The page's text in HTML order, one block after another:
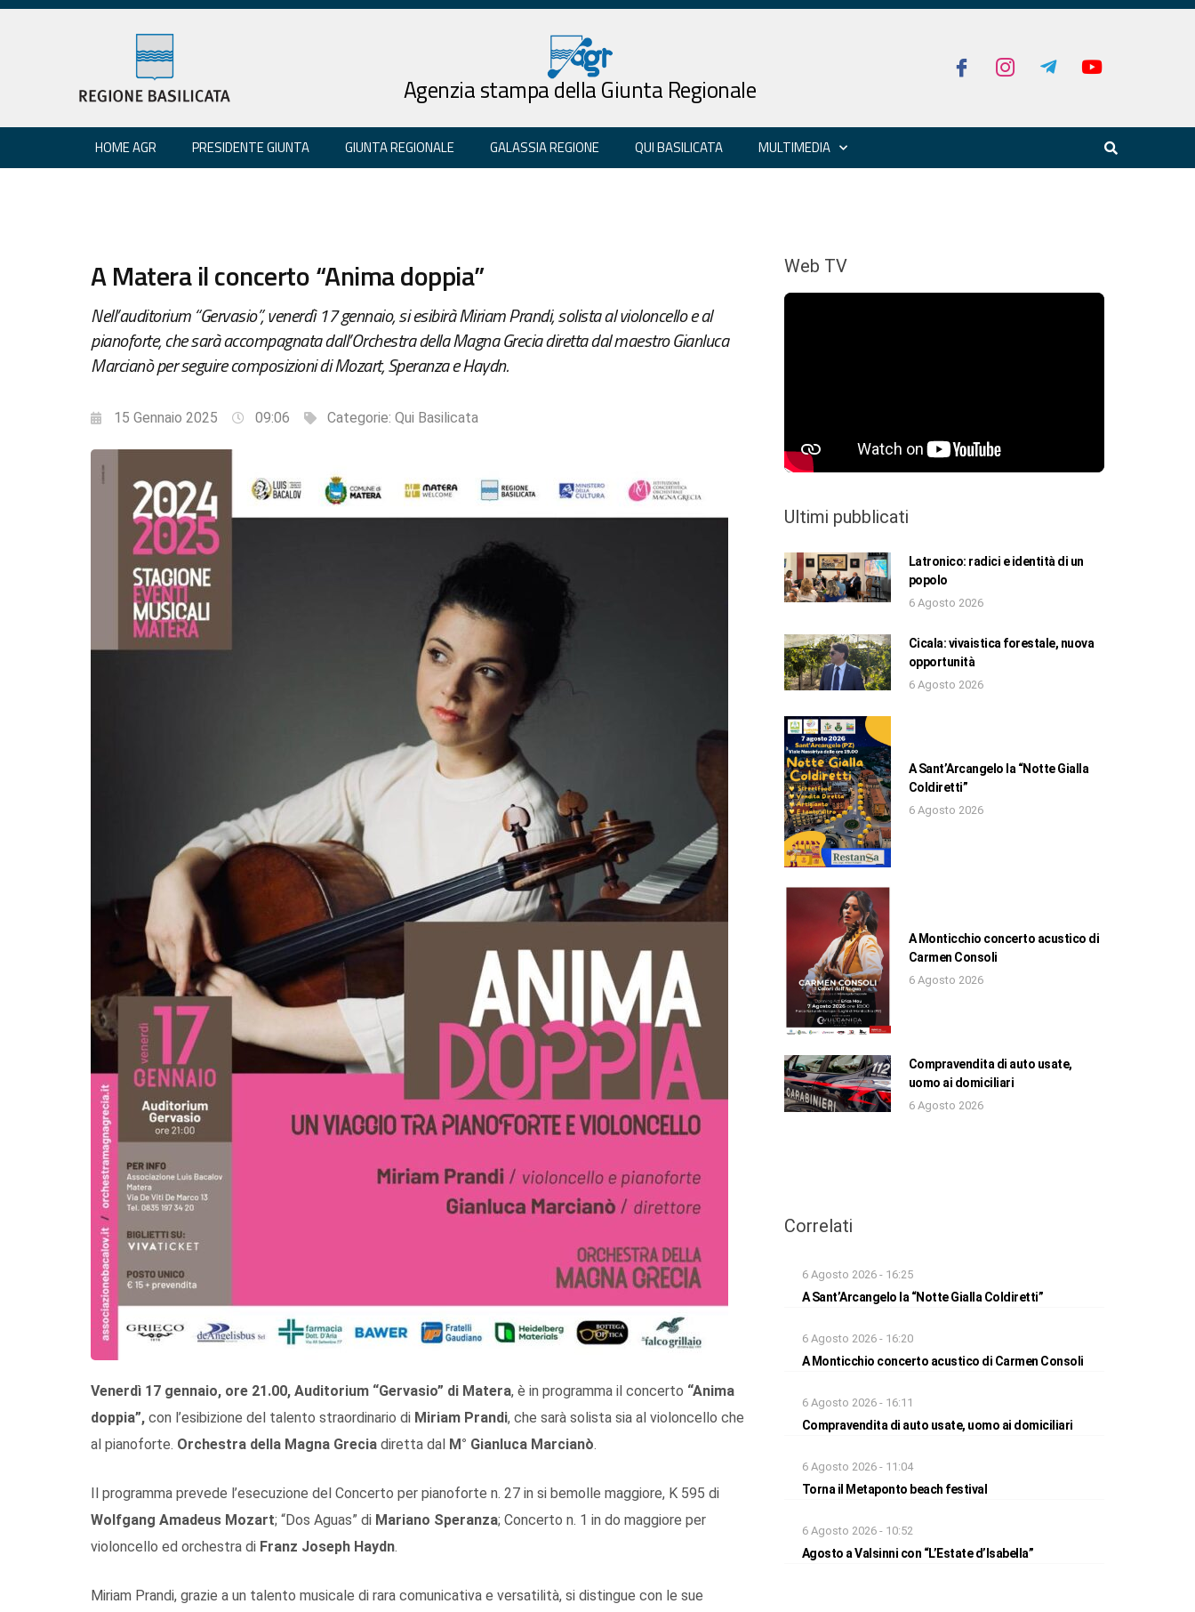
Agenzia stampa della Giunta Regionale
HOME AGR PRESIDENTE GIUNTA GIUNTA REGIONALE GALASSIA REGIONE QUI BASILICATA MULTIMEDIA
A Matera il concerto “Anima doppia”
Nell’auditorium “Gervasio”, venerdì 17 gennaio, si esibirà Miriam Prandi, solista al violoncello e al
pianoforte, che sarà accompagnata dall’Orchestra della Magna Grecia diretta dal maestro Gianluca
Marcianò per seguire composizioni di Mozart, Speranza e Haydn.
15 Gennaio 2025 09:06 Categorie: Qui Basilicata
Venerdì 17 gennaio, ore 21.00, Auditorium “Gervasio” di Matera, è in programma il concerto “Anima
doppia”, con l’esibizione del talento straordinario di Miriam Prandi, che sarà solista sia al violoncello che
al pianoforte. Orchestra della Magna Grecia diretta dal M° Gianluca Marcianò.
Il programma prevede l’esecuzione del Concerto per pianoforte n. 27 in si bemolle maggiore, K 595 di
Wolfgang Amadeus Mozart; “Dos Aguas” di Mariano Speranza; Concerto n. 1 in do maggiore per
violoncello ed orchestra di Franz Joseph Haydn.
Miriam Prandi, grazie a un talento musicale di rara comunicativa e versatilità, si distingue con le sue
Web TV
Ultimi pubblicati
Latronico: radici e identità di un
popolo
6 Agosto 2026
Cicala: vivaistica forestale, nuova
opportunità
6 Agosto 2026
A Sant’Arcangelo la “Notte Gialla
Coldiretti”
6 Agosto 2026
A Monticchio concerto acustico di
Carmen Consoli
6 Agosto 2026
Compravendita di auto usate,
uomo ai domiciliari
6 Agosto 2026
Correlati
6 Agosto 2026 - 16:25
A Sant’Arcangelo la “Notte Gialla Coldiretti”
6 Agosto 2026 - 16:20
A Monticchio concerto acustico di Carmen Consoli
6 Agosto 2026 - 16:11
Compravendita di auto usate, uomo ai domiciliari
6 Agosto 2026 - 11:04
Torna il Metaponto beach festival
6 Agosto 2026 - 10:52
Agosto a Valsinni con “L’Estate d’Isabella”